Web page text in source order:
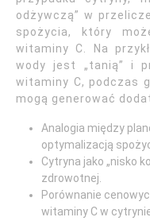
odżywczą” w
spożycia, który
witaminy C. Na
wody jest „tanią” i
witaminy C, podczas
mogą generować
Analogia między
optymalizacją
Cytryna jako „nisko
zdrowotnej.
Porównanie
witaminy C w